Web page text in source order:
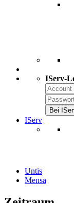
IServ-
Bei
IServ
Untis
Mensa